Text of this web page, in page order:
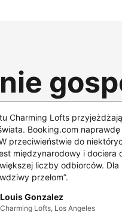
Charming Lofts
Booking.com
przeciwieństwie do
międzynarodowy i dociera
liczby odbiorców. Dla
przełom”.
Louis Gonzalez
Charming Lofts, Los Angeles